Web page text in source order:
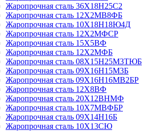
Жаропрочная сталь 36Х18Н25С2
Жаропрочная сталь 12Х2МВ8ФБ
Жаропрочная сталь 10Х18Н18Ю4Д
Жаропрочная сталь 12Х2МФСР
Жаропрочная сталь 15Х5ВФ
Жаропрочная сталь 12Х2МФБ
Жаропрочная сталь 08Х15Н25М3ТЮБ
Жаропрочная сталь 09Х16Н15М3Б
Жаропрочная сталь 09Х16Н16МВ2БР
Жаропрочная сталь 12Х8ВФ
Жаропрочная сталь 20Х12ВНМФ
Жаропрочная сталь 10Х7МВФБР
Жаропрочная сталь 09Х14Н16Б
Жаропрочная сталь 10Х13СЮ